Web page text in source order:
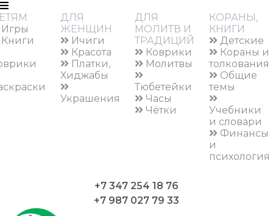
ДЛЯ
ЖЕНЩИН
Ичиги
Красота
Платки,
Хиджабы
Украшения
ДЛЯ
МОЛИТВ И
ТРАДИЦИЙ
Коврики
Молитвы
Тюбетейки
Часы
Чётки
КОРАНЫ,
КНИГИ
Детские
Кораны и
толкования
Общие
темы
Учебники
и словари
Финансы
и
психология
+7 347 254 18 76
+7 987 027 79 33